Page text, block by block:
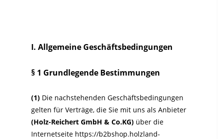
I. Allgemeine Geschäftsbedingungen
§ 1 Grundlegende Bestimmungen
(1) Die nachstehenden Geschäftsbedingungen
gelten für Verträge, die Sie mit uns als Anbieter
(Holz-Reichert GmbH & Co.KG) über die
Internetseite https://b2bshop.holzland-